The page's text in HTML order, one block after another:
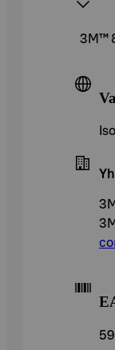
3M™
3M